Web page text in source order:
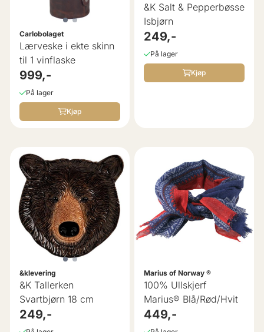
Carlobolaget
Lærveske i ekte skinn
til 1 vinflaske
999,-
På lager
Kjøp
&K Salt & Pepperbøsse
Isbjørn
249,-
På lager
Kjøp
&klevering
&K Tallerken
Svartbjørn 18 cm
249,-
Marius of Norway ®
100% Ullskjerf
Marius® Blå/Rød/Hvit
449,-